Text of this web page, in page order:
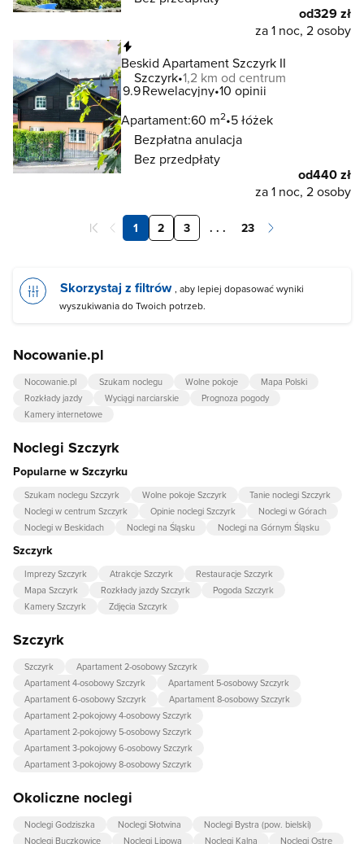
od329 zł
za 1 noc, 2 osoby
Beskid Apartament Szczyrk II
Szczyrk 1,2 km od centrum
9.9Rewelacyjny 10 opinii
Apartament:60 m2 5 łóżek
Bezpłatna anulacja
Bez przedpłaty
od440 zł
za 1 noc, 2 osoby
1 2 3 . . . 23
Skorzystaj z filtrów , aby lepiej dopasować wyniki
wyszukiwania do Twoich potrzeb.
Nocowanie.pl
Nocowanie.pl Szukam noclegu Wolne pokoje
Mapa Polski
Rozkłady jazdy
Wyciągi narciarskie
Prognoza pogody
Kamery internetowe
Noclegi Szczyrk
Popularne w Szczyrku
Szukam noclegu Szczyrk Wolne pokoje Szczyrk
Tanie noclegi Szczyrk
Noclegi w centrum Szczyrk
Opinie noclegi Szczyrk
Noclegi w Górach
Noclegi w Beskidach
Noclegi na Śląsku Noclegi na Górnym Śląsku
Szczyrk
Imprezy Szczyrk Atrakcje Szczyrk
Restauracje Szczyrk
Mapa Szczyrk
Rozkłady jazdy Szczyrk
Pogoda Szczyrk
Kamery Szczyrk
Zdjęcia Szczyrk
Szczyrk
Szczyrk
Apartament 2-osobowy Szczyrk
Apartament 4-osobowy Szczyrk
Apartament 5-osobowy Szczyrk
Apartament 6-osobowy Szczyrk
Apartament 8-osobowy Szczyrk
Apartament 2-pokojowy 4-osobowy Szczyrk
Apartament 2-pokojowy 5-osobowy Szczyrk
Apartament 3-pokojowy 6-osobowy Szczyrk
Apartament 3-pokojowy 8-osobowy Szczyrk
Okoliczne noclegi
Noclegi Godziszka Noclegi Słotwina
Noclegi Bystra (pow. bielski)
Noclegi Buczkowice
Noclegi Lipowa Noclegi Kalna
Noclegi Ostre